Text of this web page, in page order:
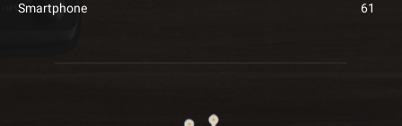
Smartphone
61